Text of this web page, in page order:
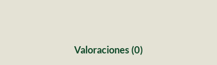
Valoraciones (0)